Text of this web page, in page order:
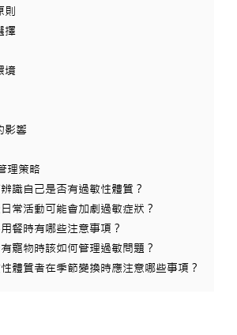
則
擇
境
影響
理策略
識自己是否有過敏性體質？
常活動可能會加劇過敏症狀？
餐時有哪些注意事項？
寵物時該如何管理過敏問題？
體質者在季節變換時應注意哪些事項？